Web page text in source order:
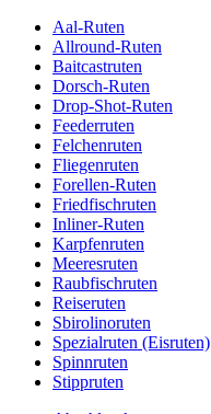
Aal-Ruten
Allround-Ruten
Baitcastruten
Dorsch-Ruten
Drop-Shot-Ruten
Feederruten
Felchenruten
Fliegenruten
Forellen-Ruten
Friedfischruten
Inliner-Ruten
Karpfenruten
Meeresruten
Raubfischruten
Reiseruten
Sbirolinoruten
Spezialruten (Eisruten)
Spinnruten
Stippruten